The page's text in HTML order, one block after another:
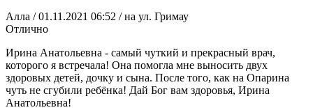
Алла / 01.11.2021 06:52 / на ул. Гримау
Отлично
Ирина Анатольевна - самый чуткий и прекрасный врач,
которого я встречала! Она помогла мне выносить двух
здоровых детей, дочку и сына. После того, как на Опарина
чуть не сгубили ребёнка! Дай Бог вам здоровья, Ирина
Анатольевна!